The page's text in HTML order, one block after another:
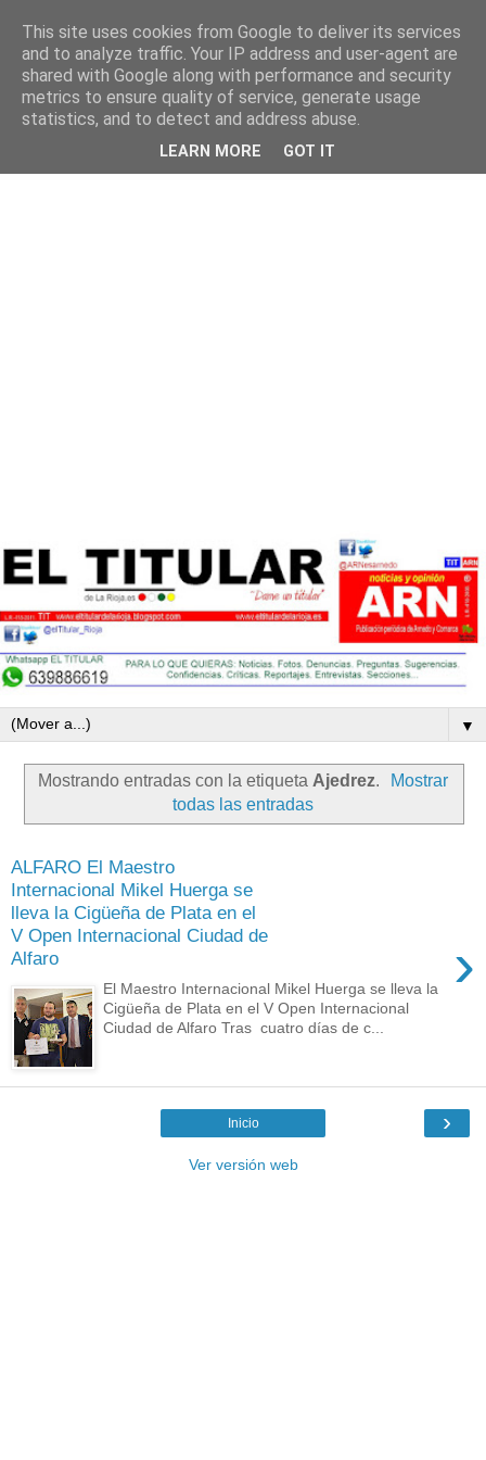
▼
Mostrando entradas con la etiqueta Ajedrez.
Mostrar
todas las entradas
ALFARO El Maestro
Internacional Mikel Huerga se
lleva la Cigüeña de Plata en el
V Open Internacional Ciudad de
Alfaro
›
El Maestro Internacional Mikel Huerga se lleva la
Cigüeña de Plata en el V Open Internacional
Ciudad de Alfaro Tras cuatro días de c...
›
Inicio
Ver versión web
This site uses cookies from Google to deliver its services
and to analyze traffic. Your IP address and user-agent are
shared with Google along with performance and security
metrics to ensure quality of service, generate usage
statistics, and to detect and address abuse.
LEARN MORE GOT IT